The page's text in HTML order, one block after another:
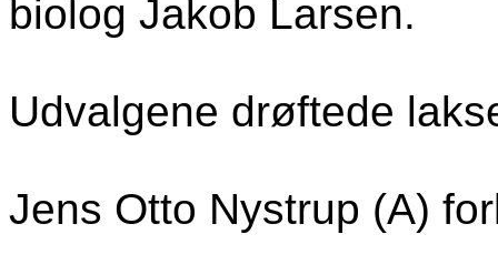
biolog Jakob Larsen.
Udvalgene drøftede
Jens Otto Nystrup (A)